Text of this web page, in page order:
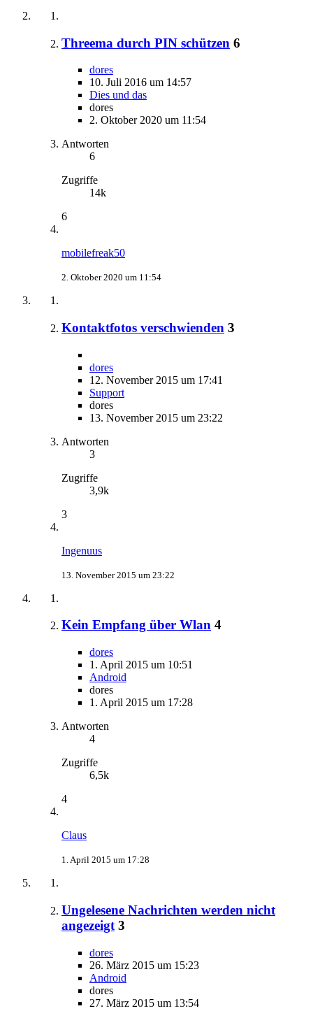
Threema durch PIN schützen 6
dores
10. Juli 2016 um 14:57
Dies und das
dores
2. Oktober 2020 um 11:54
Antworten
6
Zugriffe
14k
6
mobilefreak50
2. Oktober 2020 um 11:54
Kontaktfotos verschwienden 3
dores
12. November 2015 um 17:41
Support
dores
13. November 2015 um 23:22
Antworten
3
Zugriffe
3,9k
3
Ingenuus
13. November 2015 um 23:22
Kein Empfang über Wlan 4
dores
1. April 2015 um 10:51
Android
dores
1. April 2015 um 17:28
Antworten
4
Zugriffe
6,5k
4
Claus
1. April 2015 um 17:28
Ungelesene Nachrichten werden nicht
angezeigt 3
dores
26. März 2015 um 15:23
Android
dores
27. März 2015 um 13:54